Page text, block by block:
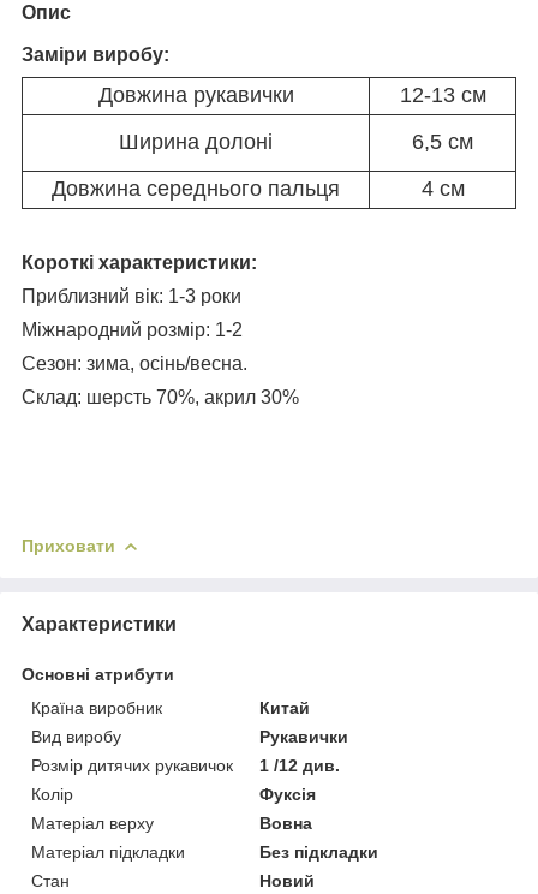
Опис
Заміри виробу:
Довжина рукавички
12-13 см
Ширина долоні
6,5 см
Довжина середнього пальця
4 см
Короткі характеристики:
Приблизний вік: 1-3 роки
Міжнародний розмір: 1-2
Сезон: зима, осінь/весна.
Склад: шерсть 70%, акрил 30%
Приховати
Характеристики
Основні атрибути
Країна виробник
Китай
Вид виробу
Рукавички
Розмір дитячих рукавичок
1 /12 див.
Колір
Фуксія
Матеріал верху
Вовна
Матеріал підкладки
Без підкладки
Стан
Новий